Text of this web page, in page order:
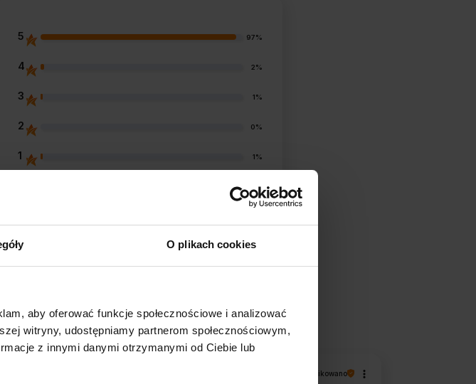
O plikach cookies
aby oferować funkcje społecznościowe i analizować
witryny, udostępniamy partnerom społecznościowym,
z innymi danymi otrzymanymi od Ciebie lub
5 97%
4 2%
3 1%
2 0%
1 1%
zweryfikowano